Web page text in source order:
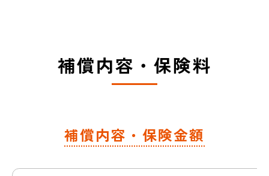
入院一時金
（3日以上の入院で）
委任した
相手に誠意が見られず、交渉
自転車で走行中、自動車にはねられ
て入院した。自分に過失がないもら
補償内容・保険料
補償内容・保険金額